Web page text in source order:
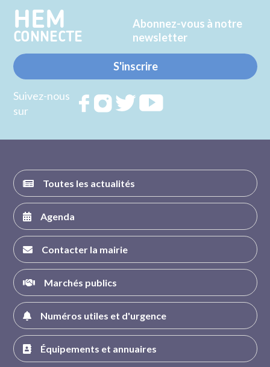
HEM
CONNECTE
Abonnez-vous à notre
newsletter
S'inscrire
Suivez-nous
sur
RejoignezRejoignezRejoignez
Toutes les actualités
Agenda
Contacter la mairie
Marchés publics
Numéros utiles et d'urgence
Équipements et annuaires